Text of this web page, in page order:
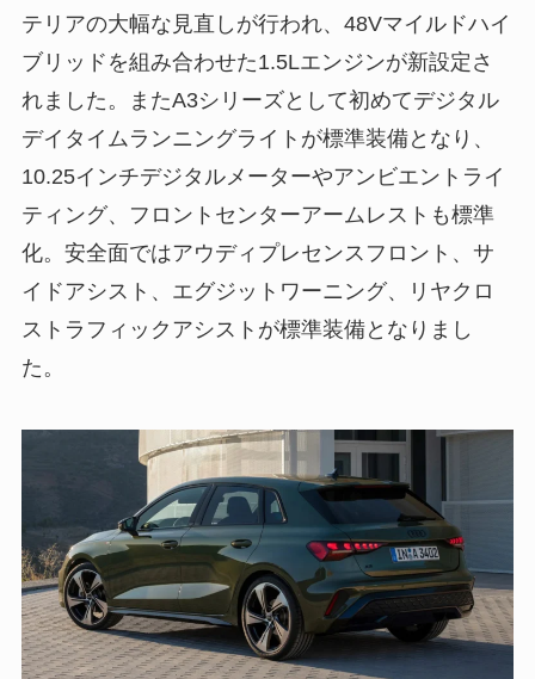
テリアの大幅な見直しが行われ、48Vマイルドハイ
ブリッドを組み合わせた1.5Lエンジンが新設定さ
れました。またA3シリーズとして初めてデジタル
デイタイムランニングライトが標準装備となり、
10.25インチデジタルメーターやアンビエントライ
ティング、フロントセンターアームレストも標準
化。安全面ではアウディプレセンスフロント、サ
イドアシスト、エグジットワーニング、リヤクロ
ストラフィックアシストが標準装備となりまし
た。